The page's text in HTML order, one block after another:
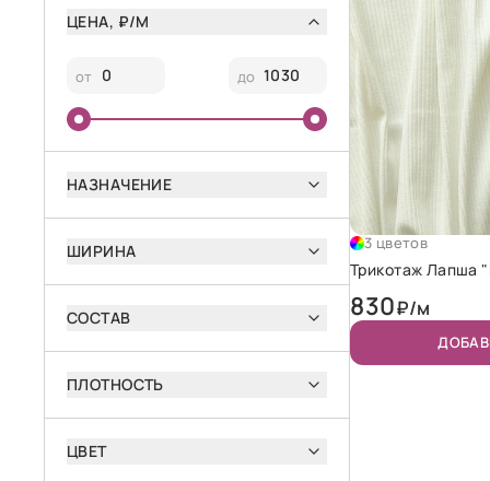
ЦЕНА, ₽/М
от до
НАЗНАЧЕНИЕ
ШИРИНА
СОСТАВ
ПЛОТНОСТЬ
ЦВЕТ
3 цветов
Трикотаж Лапша
830₽/м